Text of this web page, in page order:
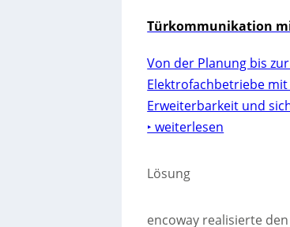
Türkommunikation
Von der Planung bis
Elektrofachbetriebe
Erweiterbarkeit und
‣ weiterlesen
Lösung
encoway realisierte